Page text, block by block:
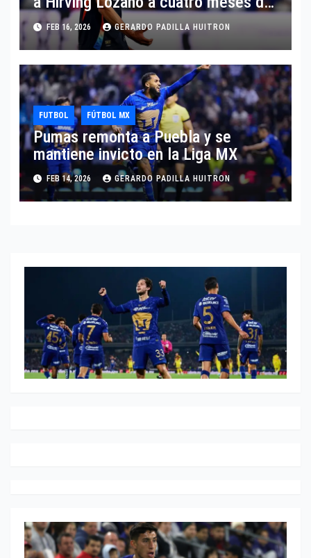
Mundial
FEB 16, 2026 GERARDO PADILLA HUITRON
FUTBOL FÚTBOL MX
Pumas remonta a Puebla y se
mantiene invicto en la Liga MX
FEB 14, 2026 GERARDO PADILLA HUITRON